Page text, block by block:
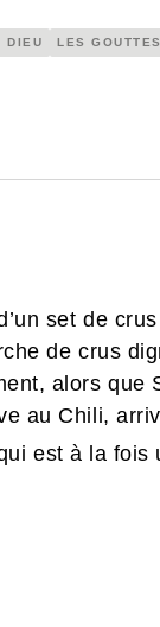
DIEU LES
set de
de crus
alors que
au Chili,
est à la fois